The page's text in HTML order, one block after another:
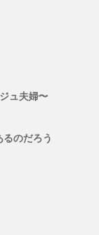
ュ夫婦〜
のだろう